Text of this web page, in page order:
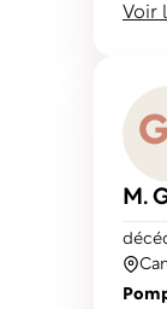
Voir
G
M.